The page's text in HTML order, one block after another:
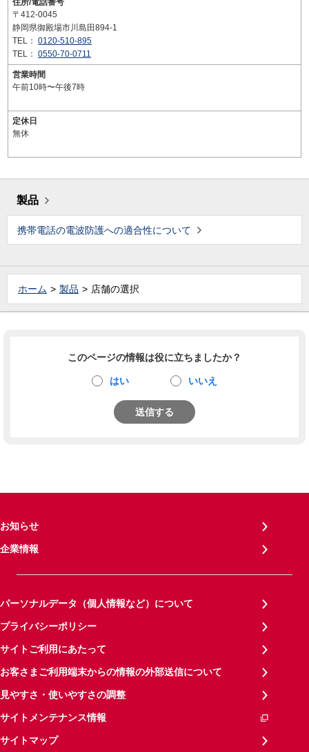
住所/電話番号
〒412-0045
静岡県御殿場市川島田894-1
TEL： 0120-510-895
TEL： 0550-70-0711
営業時間
午前10時〜午後7時
定休日
無休
製品
携帯電話の電波防護への適合性について
ホーム 製品 店舗の選択
このページの情報は役に立ちましたか？
はい いいえ
送信する
お知らせ
企業情報
パーソナルデータ（個人情報など）について
プライバシーポリシー
サイトご利用にあたって
お客さまご利用端末からの情報の外部送信について
見やすさ・使いやすさの調整
サイトメンテナンス情報
サイトマップ